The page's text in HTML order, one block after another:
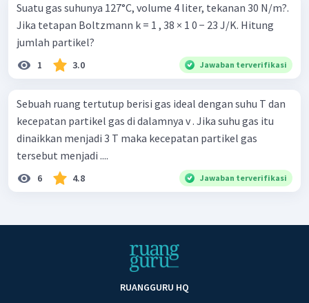
Suatu gas suhunya 127°C, volume 4 liter, tekanan 30 N/m?.
Jika tetapan Boltzmann k = 1 , 38 × 1 0 − 23 J/K. Hitung
jumlah partikel?
1 3.0 Jawaban terverifikasi
Sebuah ruang tertutup berisi gas ideal dengan suhu T dan
kecepatan partikel gas di dalamnya v . Jika suhu gas itu
dinaikkan menjadi 3 T maka kecepatan partikel gas
tersebut menjadi ....
6 4.8 Jawaban terverifikasi
RUANGGURU HQ